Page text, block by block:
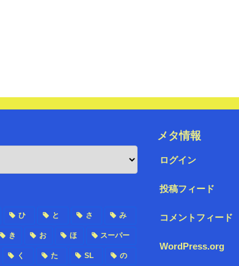
ひ と さ み
き お ほ スーパー
く た SL の
メタ情報
ログイン
投稿フィード
コメントフィード
WordPress.org